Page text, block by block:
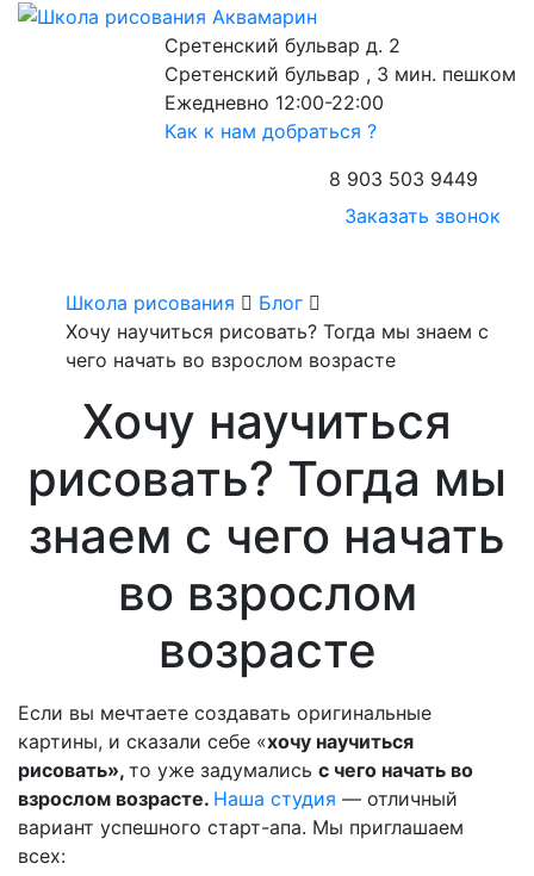
Сретенский бульвар д. 2
Сретенский бульвар , 3 мин. пешком
Ежедневно 12:00-22:00
Как к нам добраться ?
8 903 503 9449
Заказать звонок
Школа рисования
Блог
Хочу научиться рисовать? Тогда мы знаем с
чего начать во взрослом возрасте
Хочу научиться
рисовать? Тогда мы
знаем с чего начать
во взрослом
возрасте
Если вы мечтаете создавать оригинальные
картины, и сказали себе «хочу научиться
рисовать», то уже задумались с чего начать во
взрослом возрасте. Наша студия — отличный
вариант успешного старт-апа. Мы приглашаем
всех: